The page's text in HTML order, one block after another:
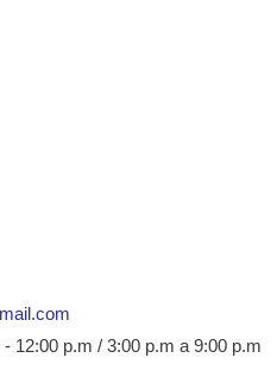
12:00 p.m / 3:00 p.m a 9:00 p.m